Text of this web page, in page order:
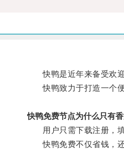
快鸭是近年来备受欢迎
快鸭致力于打造一个便
快鸭免费节点为什么只有
用户只需下载注册，填
快鸭免费不仅省钱，还